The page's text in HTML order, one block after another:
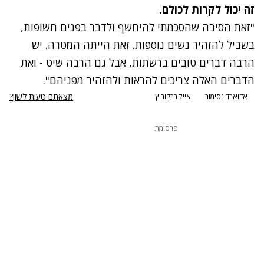
זה יכול לקרות לכולם.
"זאת הסיבה שהסכמתי להיחשף ולדבר בפנים חשופות,
בשביל להזהיר נשים נוספות. זאת הייתה המטרה. יש
הרבה דברים טובים ברשתות, אבל גם הרבה שיט - ואת
הדברים האלה צריכים להראות ולהזהיר מפניהם".
אדוארד נסימוב אייל ברקוביץ מצאתם טעות לשון?
פרסומת